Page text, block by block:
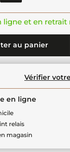
ligne et en retrait
au panier
Vérifier
en ligne
relais
magasin